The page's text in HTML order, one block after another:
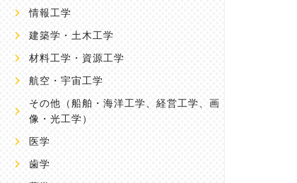
情報工学
建築学・土木工学
材料工学・資源工学
航空・宇宙工学
その他 （船舶・海洋工学、経営工学、画
像・光工学）
医学
歯学